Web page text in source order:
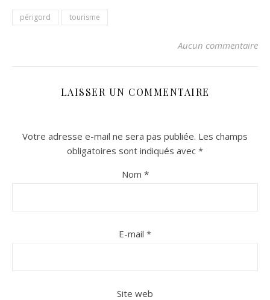
périgord tourisme
Aucun commentaire
LAISSER UN COMMENTAIRE
Votre adresse e-mail ne sera pas publiée. Les champs
obligatoires sont indiqués avec *
Nom *
E-mail *
Site web